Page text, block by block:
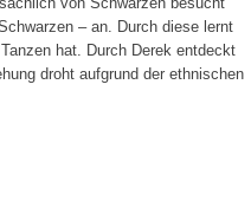
– an. Durch diese lernt
hat. Durch Derek entdeckt
droht aufgrund der ethnischen